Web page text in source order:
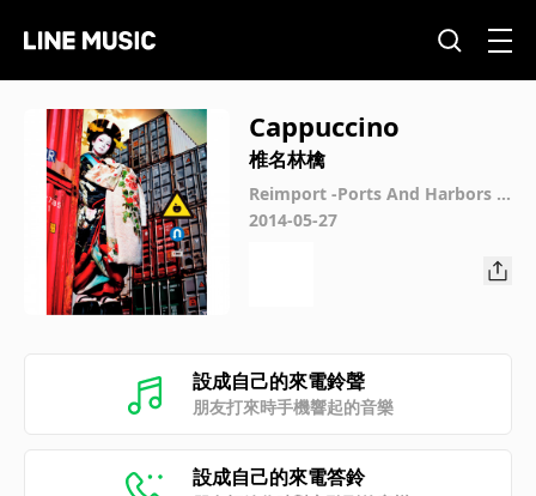
Cappuccino
椎名林檎
Reimport -Ports And Harbors B
ureau-
2014-05-27
設成自己的來電鈴聲
朋友打來時手機響起的音樂
設成自己的來電答鈴